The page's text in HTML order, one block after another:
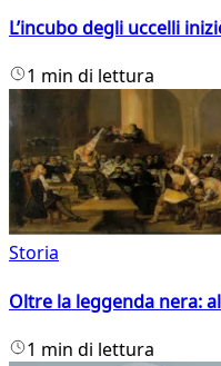
L’incubo degli uccelli
1 min di lettura
Storia
Oltre la leggenda nera:
1 min di lettura